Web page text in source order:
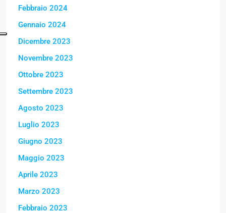
Febbraio 2024
Gennaio 2024
Dicembre 2023
Novembre 2023
Ottobre 2023
Settembre 2023
Agosto 2023
Luglio 2023
Giugno 2023
Maggio 2023
Aprile 2023
Marzo 2023
Febbraio 2023